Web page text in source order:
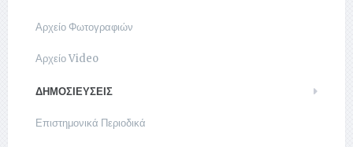
Αρχείο Φωτογραφιών
Αρχείο Video
ΔΗΜΟΣΙΕΥΣΕΙΣ
Επιστημονικά Περιοδικά